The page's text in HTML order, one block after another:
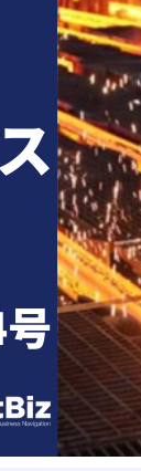
ベトナム企
ベト
スタ
ベトナム業